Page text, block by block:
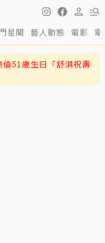
星聞 藝人動態 電影
51歲生日「舒淇祝壽